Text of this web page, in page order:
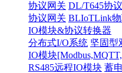
协议网关 DL/T645协
协议网关 BLIoTLink
IO模块&协议转换器
分布式I/O系统 坚固型
IO模块
RS485远程IO模块 蓄